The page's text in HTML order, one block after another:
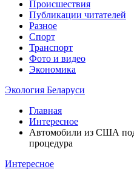
Происшествия
Публикации читателей
Разное
Спорт
Транспорт
Фото и видео
Экономика
Экология Беларуси
Главная
Интересное
Автомобили из США
процедура
Интересное